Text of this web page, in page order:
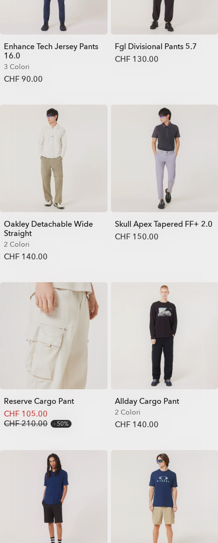
Enhance Tech Jersey Pants
16.0
3 Colori
CHF 90.00
Fgl Divisional Pants 5.7
CHF 130.00
Oakley Detachable Wide
Straight
2 Colori
CHF 140.00
Skull Apex Tapered FF+ 2.0
CHF 150.00
Reserve Cargo Pant
CHF 105.00
CHF 210.00
50%
Allday Cargo Pant
2 Colori
CHF 140.00